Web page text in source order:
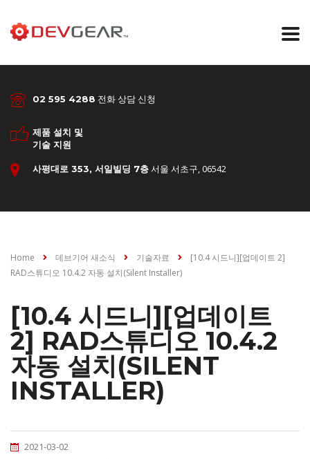
02 595 4288 전화 상담 신청
제품 설치 및
기술 지원
사평대로 353, 서일빌딩 7층서울 서초구, 06542
Home 데브기어 새소식 기술자료
[10.4 시드니][업데이트 2]
RAD스튜디오 10.4.2 자동 설치(Silent Installer)
[10.4 시드니][업데이트
2] RAD스튜디오 10.4.2
자동 설치(SILENT
INSTALLER)
2021-03-02